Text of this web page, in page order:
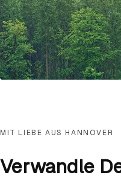
MIT LIEBE AUS HANNOVER
Verwandle